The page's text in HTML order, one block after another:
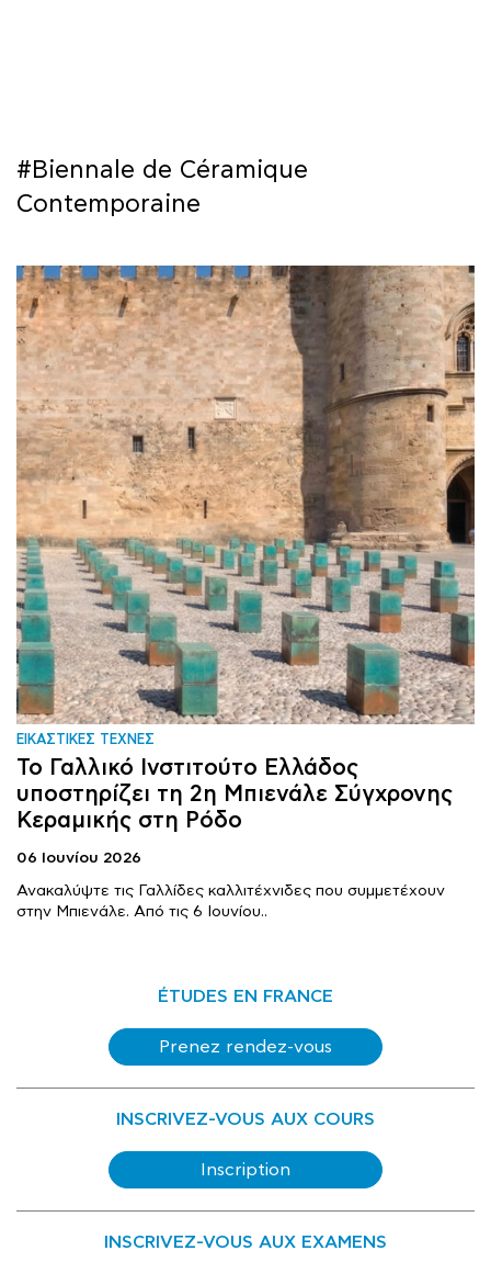
ΣΥΝΕΡΓΕΙΕΣ
#Biennale de Céramique
Contemporaine
ΕΙΚΑΣΤΙΚΕΣ ΤΕΧΝΕΣ
Το Γαλλικό Ινστιτούτο Ελλάδος
υποστηρίζει τη 2η Μπιενάλε Σύγχρονης
Κεραμικής στη Ρόδο
06 Ιουνίου 2026
Ανακαλύψτε τις Γαλλίδες καλλιτέχνιδες που συμμετέχουν
στην Μπιενάλε. Από τις 6 Ιουνίου..
ÉTUDES EN FRANCE
Prenez rendez-vous
INSCRIVEZ-VOUS AUX COURS
Inscription
INSCRIVEZ-VOUS AUX EXAMENS